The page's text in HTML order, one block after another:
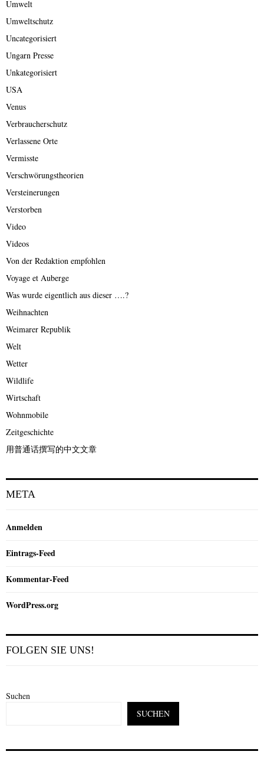
Umwelt
Umweltschutz
Uncategorisiert
Ungarn Presse
Unkategorisiert
USA
Venus
Verbraucherschutz
Verlassene Orte
Vermisste
Verschwörungstheorien
Versteinerungen
Verstorben
Video
Videos
Von der Redaktion empfohlen
Voyage et Auberge
Was wurde eigentlich aus dieser ….?
Weihnachten
Weimarer Republik
Welt
Wetter
Wildlife
Wirtschaft
Wohnmobile
Zeitgeschichte
用普通话撰写的中文文章
META
Anmelden
Eintrags-Feed
Kommentar-Feed
WordPress.org
FOLGEN SIE UNS!
Suchen
SUCHEN